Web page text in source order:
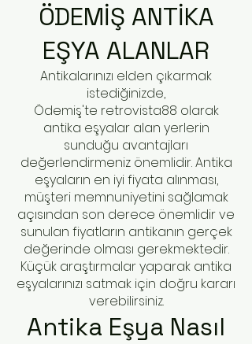
ÖDEMİŞ ANTİKA
EŞYA ALANLAR
Antikalarınızı elden çıkarmak
istediğinizde,
Ödemiş'te retrovista88 olarak
antika eşyalar alan yerlerin
sunduğu avantajları
değerlendirmeniz önemlidir. Antika
eşyaların en iyi fiyata alınması,
müşteri memnuniyetini sağlamak
açısından son derece önemlidir ve
sunulan fiyatların antikanın gerçek
değerinde olması gerekmektedir.
Küçük araştırmalar yaparak antika
eşyalarınızı satmak için doğru kararı
verebilirsiniz.
Antika Eşya Nasıl